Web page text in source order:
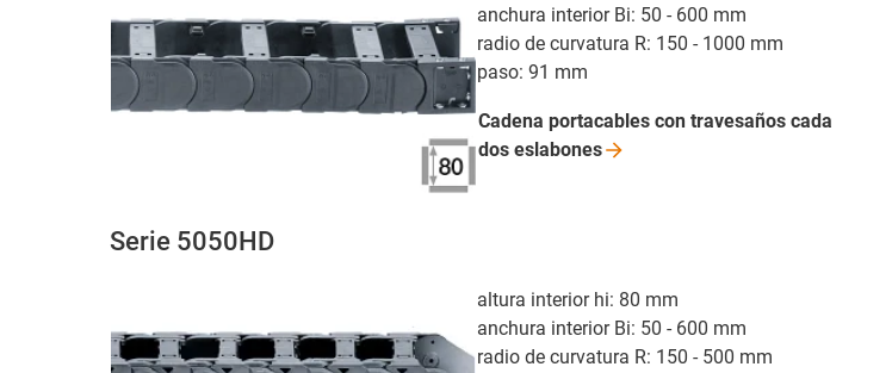
anchura interior Bi: 50 - 600 mm
radio de curvatura R: 150 - 1000 mm
paso: 91 mm
Cadena portacables con travesaños cada
dos eslabones
Serie 5050HD
altura interior hi: 80 mm
anchura interior Bi: 50 - 600 mm
radio de curvatura R: 150 - 500 mm